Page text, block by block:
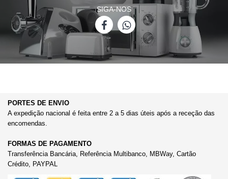
SIGA-NOS
PORTES DE ENVIO
A expedição nacional é feita entre 2 a 5 dias úteis após a receção das
encomendas.
FORMAS DE PAGAMENTO
Transferência Bancária, Referência Multibanco, MBWay, Cartão
Crédito, PAYPAL